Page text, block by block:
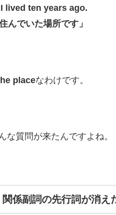
I lived ten years ago.
んでいた場所です」
placeなわけです。
な質問が来たんですよね。
関係副詞の先行詞が消え